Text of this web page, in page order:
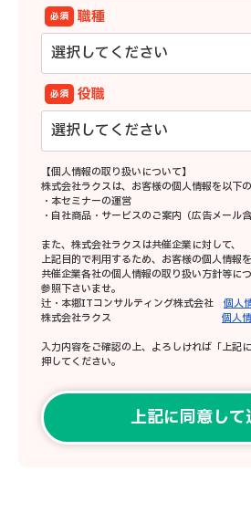
職種
必須
役職
必須
【個人情報の取り扱いについて】
株式会社ラクスは、お客様の個人情報を以下
・本セミナーの運営
・自社商品・サービスのご案内（広告メール含
また、株式会社ラクスは共催企業に対して、
上記目的で利用するため、お客様の個人情報を
共催企業各社の個人情報の取り扱い方針等に
参照下さいませ。
辻・本郷ITコンサルティング株式会社 個人
株式会社ラクス 個人
入力内容をご確認の上、よろしければ「上記
押してください。